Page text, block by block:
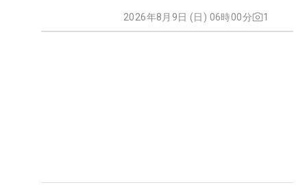
2026年8月9日 (日) 06時00分 1